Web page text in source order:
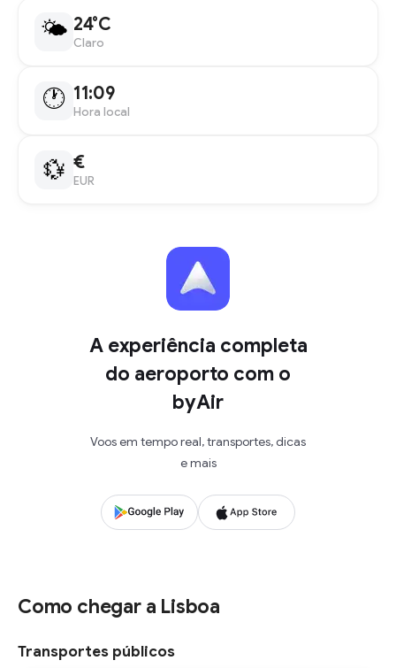
🌤 24°C
Claro
🕐 11:09
Hora local
💱 €
EUR
A experiência completa
do aeroporto com o
byAir
Voos em tempo real, transportes, dicas
e mais
Como chegar a Lisboa
Transportes públicos